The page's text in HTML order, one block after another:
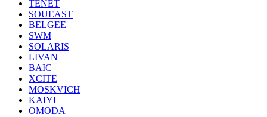
TENET
SOUEAST
BELGEE
SWM
SOLARIS
LIVAN
BAIC
XCITE
MOSKVICH
KAIYI
OMODA